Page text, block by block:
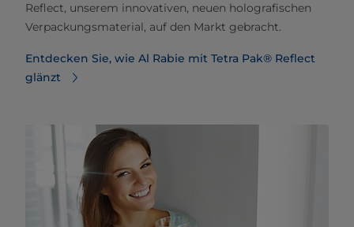
Reflect, unserem innovativen, neuen holografischen
Verpackungsmaterial, auf den Markt gebracht.
Entdecken Sie, wie Al Rabie mit Tetra Pak® Reflect
glänzt